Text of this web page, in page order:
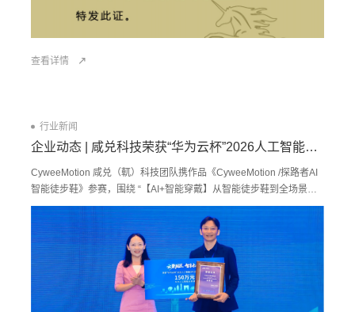
查看详情
行业新闻
企业动态 | 咸兑科技荣获“华为云杯”2026人工智能OPC应用创新大赛特等奖
CyweeMotion 咸兑（軏）科技团队携作品《CyweeMotion /探路者AI
智能徒步鞋》参赛，围绕 “【AI+智能穿戴】从智能徒步鞋到全场景运
动豆”的主题展开创新方案，实力突出、广受评委好评，成功突围摘得
本次大赛特等奖。